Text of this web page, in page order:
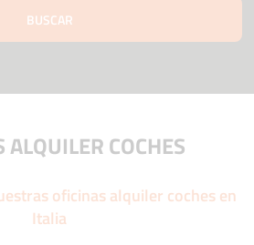
una ubicación diferente
y devolución
COCHES
oficinas alquiler coches en
Italia